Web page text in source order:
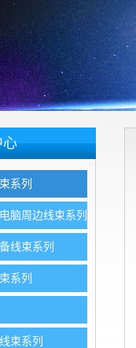
心
系列
脑周边线束系列
线束系列
系列
束系列